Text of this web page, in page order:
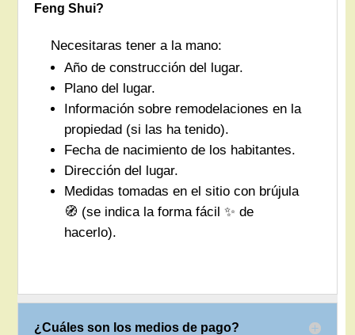
Feng Shui?
Necesitaras tener a la mano:
Año de construcción del lugar.
Plano del lugar.
Información sobre remodelaciones en la
propiedad (si las ha tenido).
Fecha de nacimiento de los habitantes.
Dirección del lugar.
Medidas tomadas en el sitio con brújula
🧭 (se indica la forma fácil ✨ de
hacerlo).
¿Cuáles son los medios de pago?